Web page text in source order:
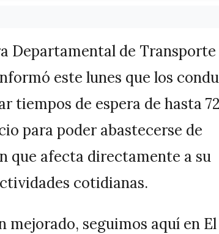
Departamental de Transporte
este lunes que los
tiempos de espera de hasta
para poder abastecerse de
que afecta directamente a su
cotidianas.
mejorado, seguimos aquí en